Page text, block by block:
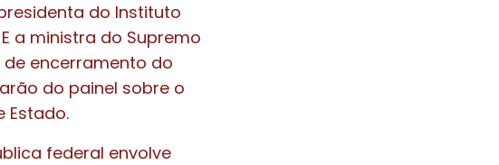
do Instituto
a ministra do Supremo
de encerramento do
do painel sobre o
Estado.
federal envolve